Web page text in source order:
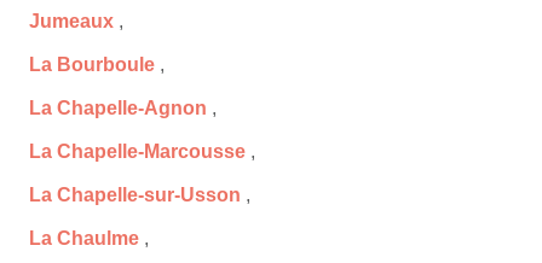
Jumeaux ,
La Bourboule ,
La Chapelle-Agnon ,
La Chapelle-Marcousse ,
La Chapelle-sur-Usson ,
La Chaulme ,